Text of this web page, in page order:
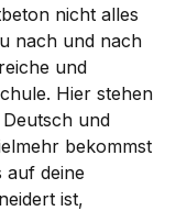
nicht alles
nach und nach
und
Hier stehen
und
bekommst
auf deine
ist,